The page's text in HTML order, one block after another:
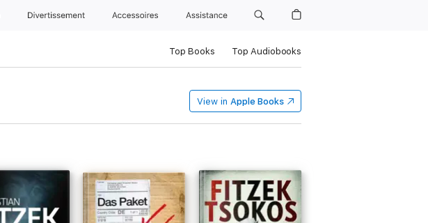
Divertissements Accessoires Assistance
Top Books Top Audiobooks
View in Apple Books